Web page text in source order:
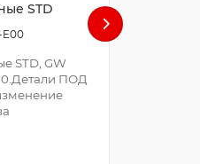
STD
E00
STD, GW
ПОД